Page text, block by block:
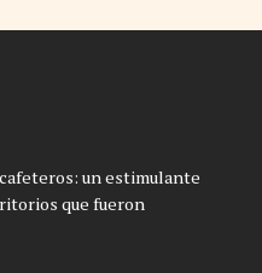
un estimulante
que fueron